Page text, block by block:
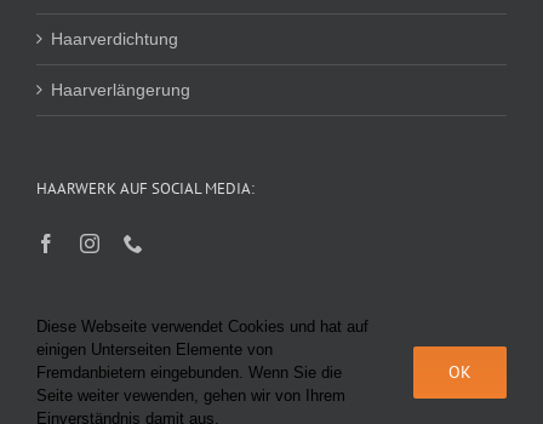
Haarverdichtung
Haarverlängerung
HAARWERK AUF SOCIAL MEDIA:
© Haarwerk Bairhuber 2025 |Datenschutz| Impressum|AGB|KI-
Diese Webseite verwendet Cookies und hat auf
einigen Unterseiten Elemente von
Fremdanbietern eingebunden. Wenn Sie die
Seite weiter vewenden, gehen wir von Ihrem
Einverständnis damit aus.
OK